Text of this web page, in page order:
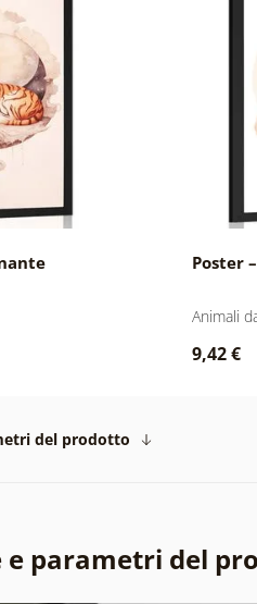
Poster
Animali
9,42 €
del prodotto
e parametri del